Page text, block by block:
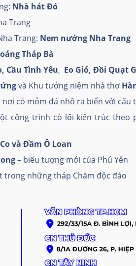
Nhà hát Đó
Trang
Trang: Nem nướng Nha Trang
Tháp Bà
Cầu Tình Yêu, Eo Gió, Đồi Quạt
và Khu tưởng niệm nhà thơ
nơi có mỏm đá nhô ra biển với cấu
công trình có lối kiến trúc theo
và Đầm Ô Loan
– biểu tượng mới của Phú Yên
trong những tháp Chăm độc đáo